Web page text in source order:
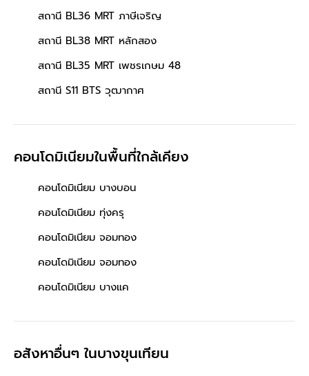
สถานี BL36 MRT ภาษีเจริญ
สถานี BL38 MRT หลักสอง
สถานี BL35 MRT เพชรเกษม 48
สถานี S11 BTS วุฒากาศ
คอนโดมิเนียมในพื้นที่ใกล้เคียง
คอนโดมิเนียม บางบอน
คอนโดมิเนียม ทุ่งครุ
คอนโดมิเนียม จอมทอง
คอนโดมิเนียม จอมทอง
คอนโดมิเนียม บางแค
อสังหาอื่นๆในบางขุนเทียน